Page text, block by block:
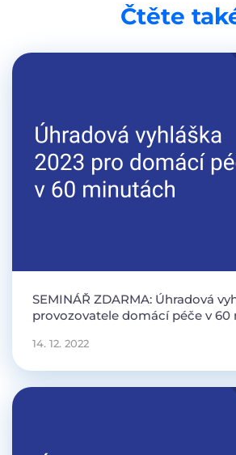
Čtěte
SEMINÁŘ ZDARMA: Úhradová
provozovatele domácí péče v
14. 12. 2022